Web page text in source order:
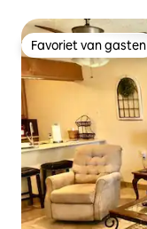
Favoriet van gasten
Favoriet van gasten